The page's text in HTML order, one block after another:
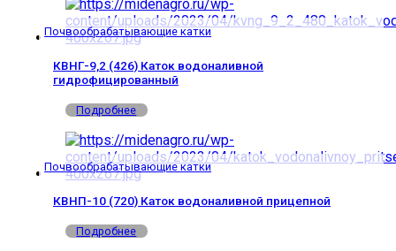
Почвообрабатывающие катки
КВНГ-9,2 (426) Каток водоналивной
гидрофицированный
Подробнее
Почвообрабатывающие катки
КВНП-10 (720) Каток водоналивной прицепной
Подробнее